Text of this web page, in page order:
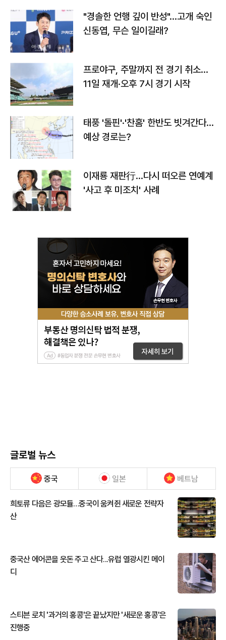
"경솔한 언행 깊이 반성"…고개 숙인
신동엽, 무슨 일이길래?
프로야구, 주말까지 전 경기 취소…
11일 재개·오후 7시 경기 시작
태풍 '돌핀'·'찬홈' 한반도 빗겨간다…
예상 경로는?
이재룡 재판行…다시 떠오른 연예계
'사고 후 미조치' 사례
글로벌 뉴스
중국 일본 베트남
희토류 다음은 광모듈…중국이 움켜쥔 새로운 전략자
산
중국산 에어콘을 웃돈 주고 산다...유럽 열광시킨 메이
디
스티븐 로치 '과거의 홍콩'은 끝났지만 '새로운 홍콩'은
진행중